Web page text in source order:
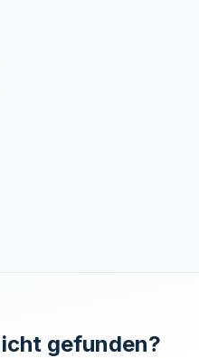
gefunden?